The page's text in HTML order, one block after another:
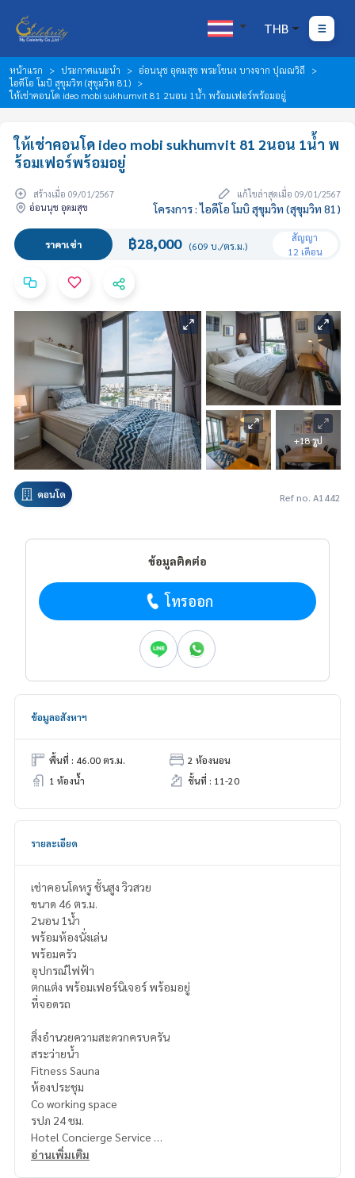
THB
หน้าแรก ประกาศแนะนำ
อ่อนนุช อุดมสุข พระโขนง บางจาก ปุณณวิถี
ไอดีโอ โมบิ สุขุมวิท (สุขุมวิท 81)
ให้เช่าคอนโด ideo mobi sukhumvit 81 2นอน 1น้ำ พร้อมเฟอร์พร้อมอยู่
ให้เช่าคอนโด ideo mobi sukhumvit 81 2นอน 1น้ำ พ
ร้อมเฟอร์พร้อมอยู่
สร้างเมื่อ 09/01/2567
แก้ไขล่าสุดเมื่อ 09/01/2567
อ่อนนุช อุดมสุข
โครงการ : ไอดีโอ โมบิ สุขุมวิท (สุขุมวิท 81)
ราคาเช่า ฿28,000 (609 บ./ตร.ม.)
สัญญา
12 เดือน
+18 รูป
คอนโด Ref no. A1442
ข้อมูลติดต่อ
โทรออก
ข้อมูลอสังหาฯ
พื้นที่ : 46.00 ตร.ม.
2 ห้องนอน
1 ห้องน้ำ
ชั้นที่ : 11-20
รายละเอียด
เช่าคอนโดหรู ชั้นสูง วิวสวย
ขนาด 46 ตร.ม.
2นอน 1น้ำ
พร้อมห้องนั่งเล่น
พร้อมครัว
อุปกรณ์ไฟฟ้า
ตกแต่ง พร้อมเฟอร์นิเจอร์ พร้อมอยู่
ที่จอดรถ
สิ่งอำนวยความสะดวกครบครัน
สระว่ายน้ำ
Fitness Sauna
ห้องประชุม
Co working space
รปภ 24 ชม.
Hotel Concierge Service
อ่านเพิ่มเติม